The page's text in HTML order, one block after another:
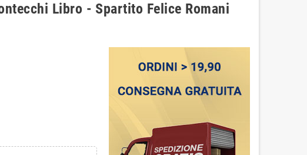
Libro - Spartito Felice Romani